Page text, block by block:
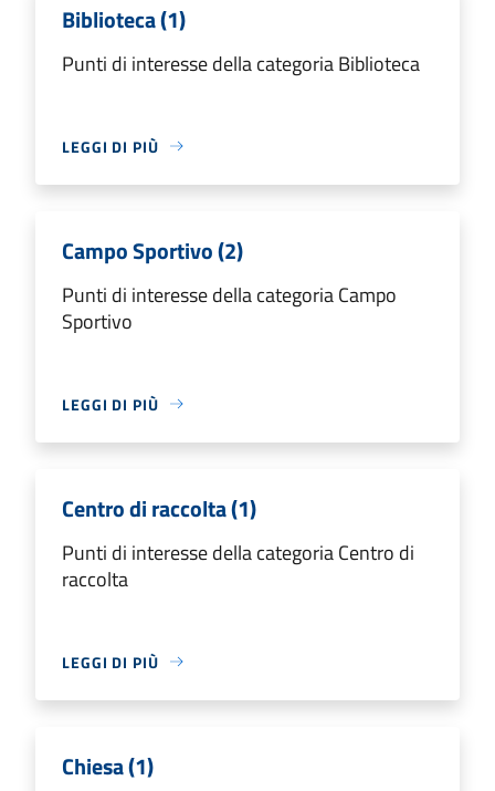
Biblioteca (1)
Punti di interesse della categoria Biblioteca
LEGGI DI PIÙ
Campo Sportivo (2)
Punti di interesse della categoria Campo
Sportivo
LEGGI DI PIÙ
Centro di raccolta (1)
Punti di interesse della categoria Centro di
raccolta
LEGGI DI PIÙ
Chiesa (1)